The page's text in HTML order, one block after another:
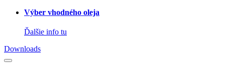
Výber vhodného oleja
Ďalšie info tu
Downloads